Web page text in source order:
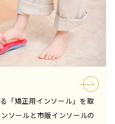
「矯正用インソール」を取
ソールと市販インソールの